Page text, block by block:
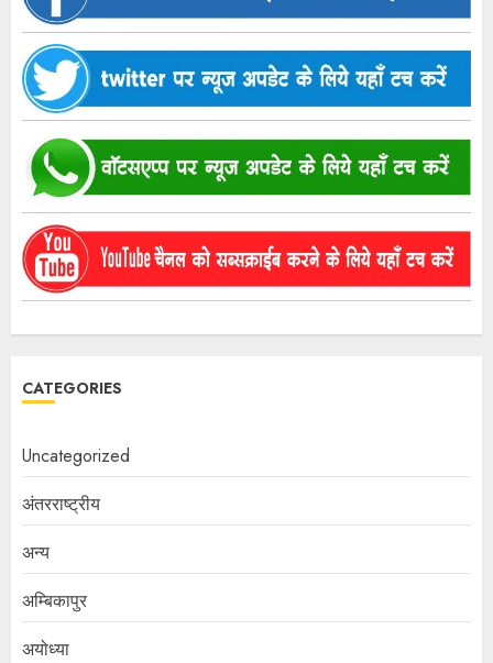
CATEGORIES
Uncategorized
अंतरराष्ट्रीय
अन्य
अम्बिकापुर
अयोध्या